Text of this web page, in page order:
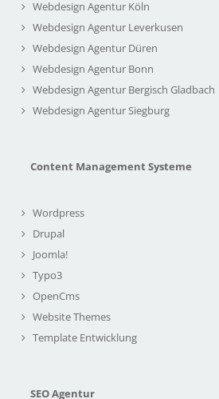
Webdesign Agentur Köln
Webdesign Agentur Leverkusen
Webdesign Agentur Düren
Webdesign Agentur Bonn
Webdesign Agentur Bergisch Gladbach
Webdesign Agentur Siegburg
Content Management Systeme
Wordpress
Drupal
Joomla!
Typo3
OpenCms
Website Themes
Template Entwicklung
SEO Agentur